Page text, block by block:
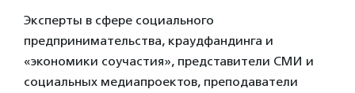
Эксперты в сфере социального
предпринимательства, краудфандинга и
«экономики соучастия», представители СМИ и
социальных медиапроектов, преподаватели